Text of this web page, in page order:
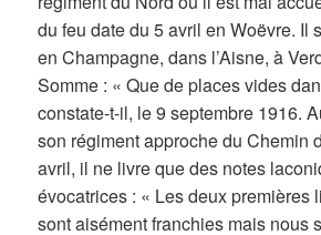
du feu date du 5 avril en Woëvre. Il
en Champagne, dans l’Aisne, à
Somme : « Que de places vides
constate-t-il, le 9 septembre 1916.
son régiment approche du Chemin
avril, il ne livre que des notes
évocatrices : « Les deux premières
sont aisément franchies mais nous